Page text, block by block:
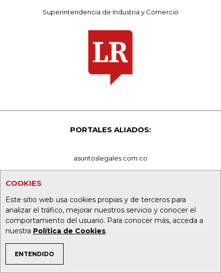
COOKIES
Este sitio web usa cookies propias y de terceros para
analizar el tráfico, mejorar nuestros servicio y conocer el
comportamiento del usuario. Para conocer más, acceda a
nuestra Política de Cookies.
ENTENDIDO
TEMAS DE INTERÉS
Superintendencia de Industria y Comercio
PORTALES ALIADOS:
asuntoslegales.com.co
empresas.larepublica.co
firmasdeabogados.com